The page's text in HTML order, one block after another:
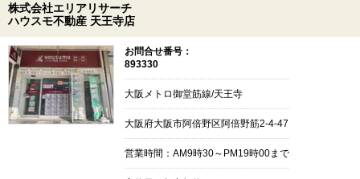
株式会社エリアリサーチ
ハウスモ不動産 天王寺店
お問合せ番号：
893330
大阪メトロ御堂筋線/天王寺
大阪府大阪市阿倍野区阿倍野筋2-4-47
営業時間：AM9時30～PM19時00まで